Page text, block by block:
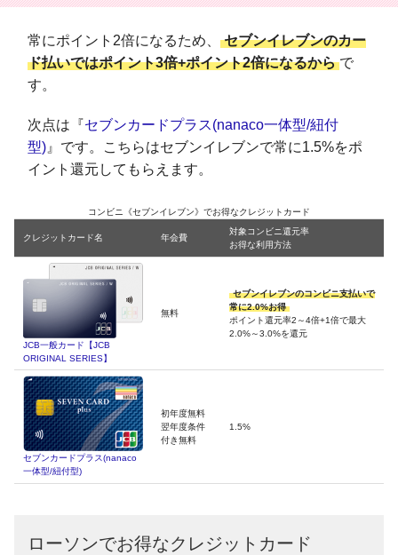
常にポイント2倍になるため、 セブンイレブンのカー
ド払いではポイント3倍+ポイント2倍になるから で
す。
次点は『セブンカードプラス(nanaco一体型/紐付
型) 』です。こちらはセブンイレブンで常に1.5%をポ
イント還元してもらえます。
コンビニ《セブンイレブン》でお得なクレジットカード
クレジットカード名 年会費
対象コンビニ還元率
お得な利用方法
JCB一般カード【JCB
ORIGINAL SERIES】
無料
セブンイレブンのコンビニ支払いで
常に2.0%お得
ポイント還元率2～4倍+1倍で最大
2.0%～3.0%を還元
セブンカードプラス(nanaco
一体型/紐付型)
初年度無料
翌年度条件
付き無料
1.5%
ローソンでお得なクレジットカード